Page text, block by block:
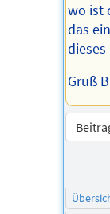
wo ist
das
dieses
Gruß